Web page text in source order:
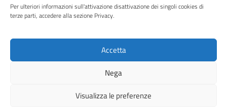
Per ulteriori informazioni sull'attivazione disattivazione dei singoli cookies di
terze parti, accedere alla sezione Privacy.
Accetta
Nega
Visualizza le preferenze
Instagram